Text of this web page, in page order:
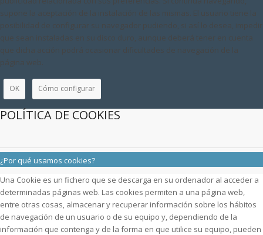
supone la aceptación de la instalación de las mismas. El usuario tiene la
posibilidad de configurar su navegador pudiendo, si así lo desea, impedir
que sean instaladas en su disco duro, aunque deberá tener en cuenta
que dicha acción podrá ocasionar dificultades de navegación de la
página web.
OK Cómo configurar
POLÍTICA DE COOKIES
¿Por qué usamos cookies?
Una Cookie es un fichero que se descarga en su ordenador al acceder a
determinadas páginas web. Las cookies permiten a una página web,
entre otras cosas, almacenar y recuperar información sobre los hábitos
de navegación de un usuario o de su equipo y, dependiendo de la
información que contenga y de la forma en que utilice su equipo, pueden